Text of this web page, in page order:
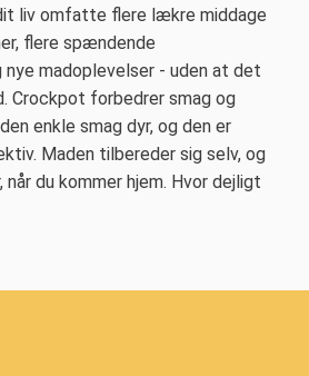
liv omfatte flere lækre middage
flere spændende
madoplevelser - uden at det
Crockpot forbedrer smag og
enkle smag dyr, og den er
Maden tilbereder sig selv, og
du kommer hjem. Hvor dejligt